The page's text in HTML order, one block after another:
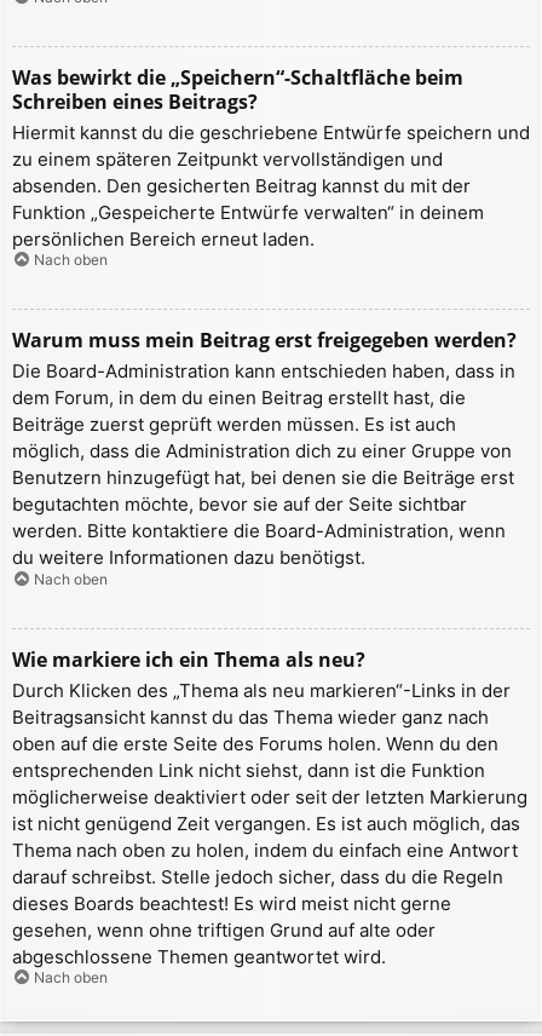
Was bewirkt die „Speichern“-Schaltfläche beim
Schreiben eines Beitrags?
Hiermit kannst du die geschriebene Entwürfe speichern und
zu einem späteren Zeitpunkt vervollständigen und
absenden. Den gesicherten Beitrag kannst du mit der
Funktion „Gespeicherte Entwürfe verwalten“ in deinem
persönlichen Bereich erneut laden.
Nach oben
Warum muss mein Beitrag erst freigegeben werden?
Die Board-Administration kann entschieden haben, dass in
dem Forum, in dem du einen Beitrag erstellt hast, die
Beiträge zuerst geprüft werden müssen. Es ist auch
möglich, dass die Administration dich zu einer Gruppe von
Benutzern hinzugefügt hat, bei denen sie die Beiträge erst
begutachten möchte, bevor sie auf der Seite sichtbar
werden. Bitte kontaktiere die Board-Administration, wenn
du weitere Informationen dazu benötigst.
Nach oben
Wie markiere ich ein Thema als neu?
Durch Klicken des „Thema als neu markieren“-Links in der
Beitragsansicht kannst du das Thema wieder ganz nach
oben auf die erste Seite des Forums holen. Wenn du den
entsprechenden Link nicht siehst, dann ist die Funktion
möglicherweise deaktiviert oder seit der letzten Markierung
ist nicht genügend Zeit vergangen. Es ist auch möglich, das
Thema nach oben zu holen, indem du einfach eine Antwort
darauf schreibst. Stelle jedoch sicher, dass du die Regeln
dieses Boards beachtest! Es wird meist nicht gerne
gesehen, wenn ohne triftigen Grund auf alte oder
abgeschlossene Themen geantwortet wird.
Nach oben